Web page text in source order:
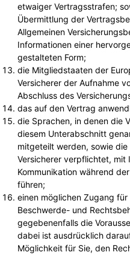
etwaiger Vertragsstrafen;
Übermittlung der
Allgemeinen
Informationen einer
gestalteten Form;
die Mitgliedstaaten der
Versicherer der Aufnahme
Abschluss des
das auf den Vertrag
die Sprachen, in denen die
diesem Unterabschnitt
mitgeteilt werden, sowie
Versicherer verpflichtet, mit
Kommunikation während
führen;
einen möglichen Zugang
Beschwerde- und
gegebenenfalls die
dabei ist ausdrücklich
Möglichkeit für Sie, den